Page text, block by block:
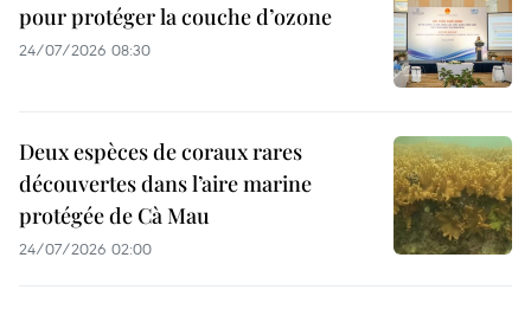
pour protéger la couche d’ozone
24/07/2026 08:30
Deux espèces de coraux rares
découvertes dans l’aire marine
protégée de Cà Mau
24/07/2026 02:00